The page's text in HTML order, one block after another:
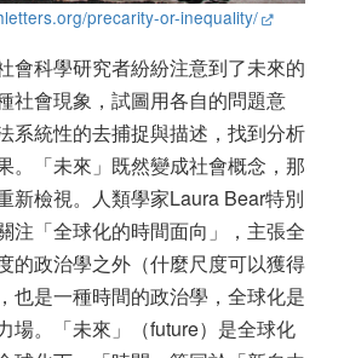
precarity-or-inequality/
會科學研究者紛紛注意到了未來的
社會現象，試圖用各自的問題意
系統性的去捕捉與描述，找到分析
。「未來」既然變成社會概念，那
新檢視。人類學家Laura Bear特別
注「全球化的時間面向」，主張全
的政治學之外（什麼尺度可以獲得
也是一種時間的政治學，全球化是
場。「未來」（future）是全球化